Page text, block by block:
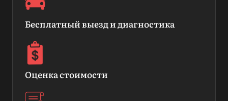
Бесплатный выезд и диагностика
Оценка стоимости